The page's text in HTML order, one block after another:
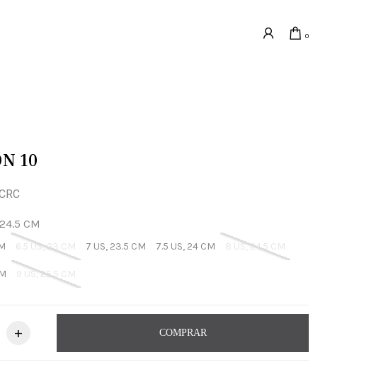
0
10
CM
6.5 US, 23 CM 7 US, 23.5 CM 7.5 US, 24 CM 8 US, 24.5 CM
9 US, 25.5 CM
+ COMPRAR